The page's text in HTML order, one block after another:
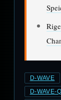
D-WAVE
D-WAVE-